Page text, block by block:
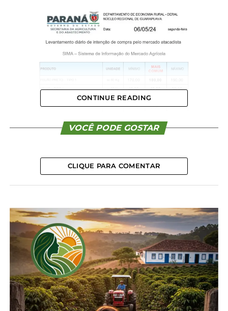
Compartilhe isso:
Facebook 18+
CONTINUE READING
VOCÊ PODE GOSTAR
CLIQUE PARA COMENTAR